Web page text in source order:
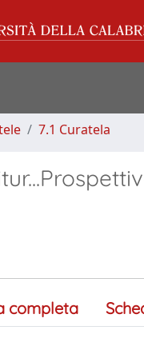
7.1 Curatela
completa